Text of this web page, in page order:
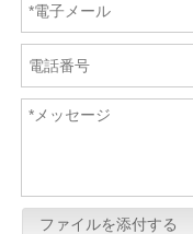
ファイルを添付する